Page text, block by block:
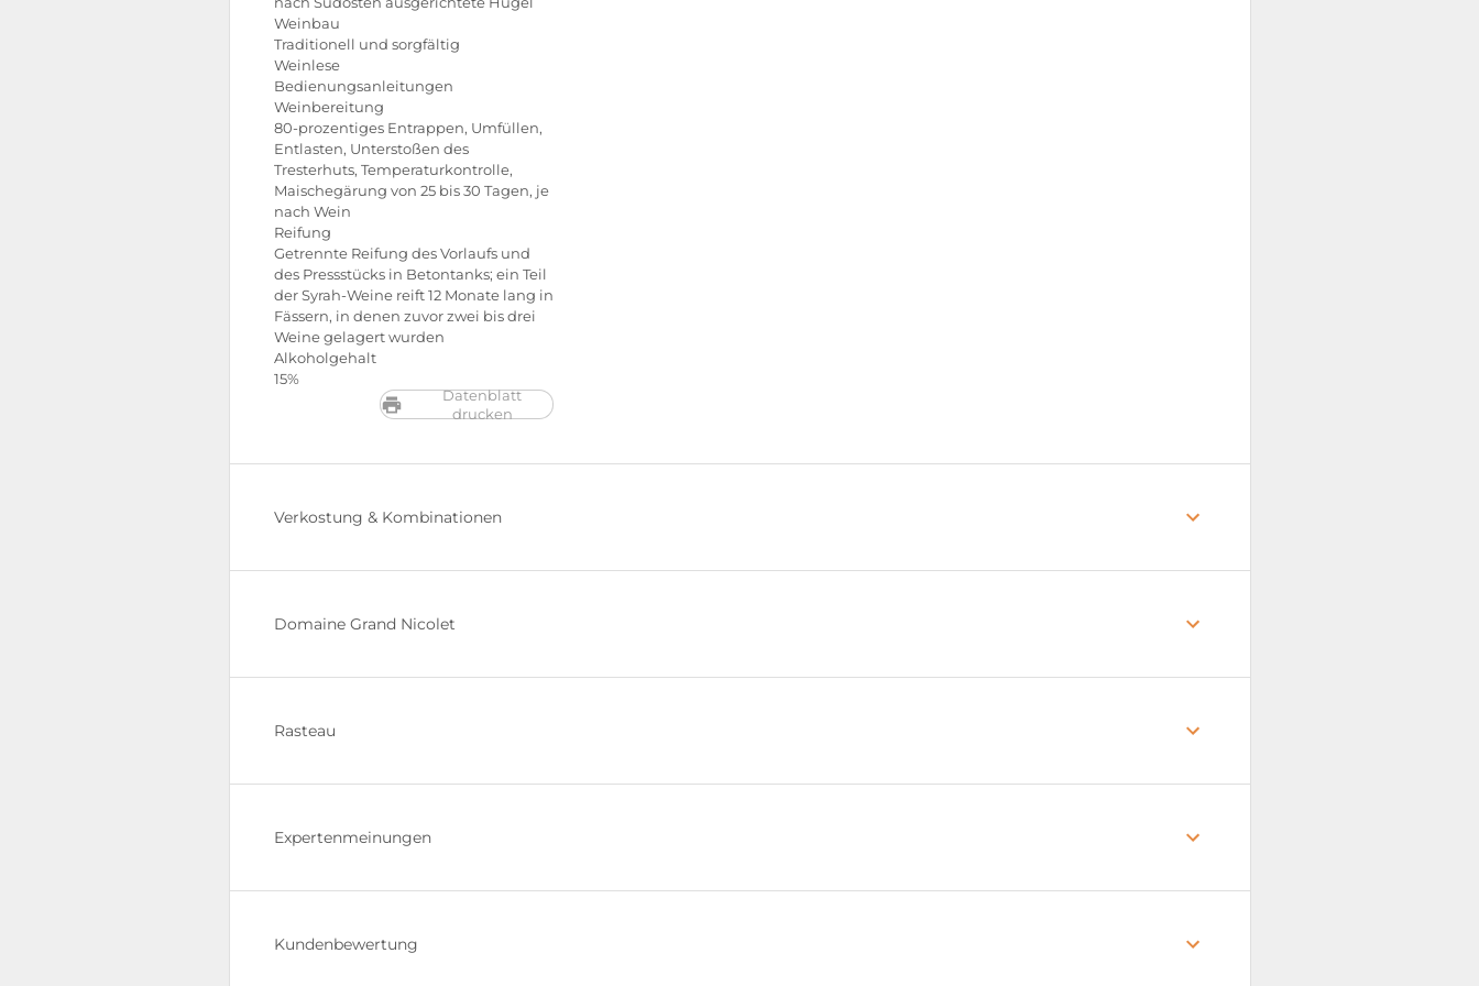
Weinbau
Traditionell und sorgfältig
Weinlese
Bedienungsanleitungen
Weinbereitung
80-prozentiges Entrappen, Umfüllen,
Entlasten, Unterstoßen des
Tresterhuts, Temperaturkontrolle,
Maischegärung von 25 bis 30 Tagen, je
nach Wein
Reifung
Getrennte Reifung des Vorlaufs und
des Pressstücks in Betontanks; ein Teil
der Syrah-Weine reift 12 Monate lang in
Fässern, in denen zuvor zwei bis drei
Weine gelagert wurden
Alkoholgehalt
15%
Datenblatt
drucken
Verkostung & Kombinationen
Domaine Grand Nicolet
Rasteau
Expertenmeinungen
Kundenbewertung